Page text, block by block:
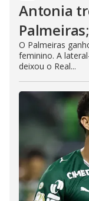
Antonia
O Palmeiras
feminino. A
deixou o Real...